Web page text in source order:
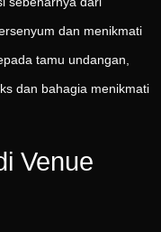
dan menikmati
tamu undangan,
dan bahagia menikmati
Venue